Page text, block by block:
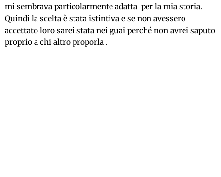
mi sembrava particolarmente adatta per la mia storia.
Quindi la scelta è stata istintiva e se non avessero
accettato loro sarei stata nei guai perché non avrei saputo
proprio a chi altro proporla .